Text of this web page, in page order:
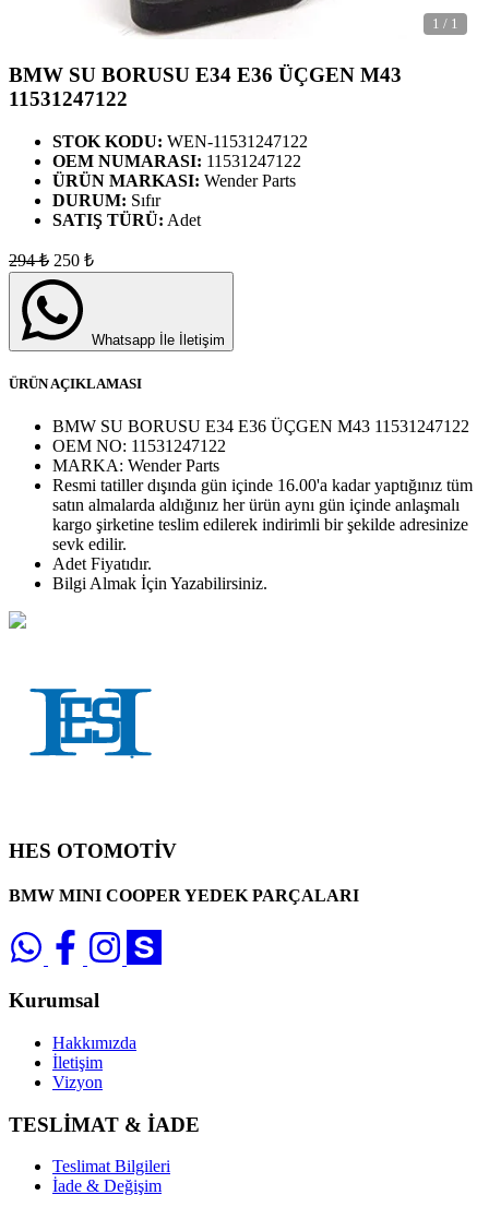
1 / 1
BMW SU BORUSU E34 E36 ÜÇGEN M43
11531247122
STOK KODU: WEN-11531247122
OEM NUMARASI: 11531247122
ÜRÜN MARKASI: Wender Parts
DURUM: Sıfır
SATIŞ TÜRÜ: Adet
294₺ 250 ₺
Whatsapp İle İletişim
ÜRÜN AÇIKLAMASI
BMW SU BORUSU E34 E36 ÜÇGEN M43 11531247122
OEM NO: 11531247122
MARKA: Wender Parts
Resmi tatiller dışında gün içinde 16.00'a kadar yaptığınız tüm
satın almalarda aldığınız her ürün aynı gün içinde anlaşmalı
kargo şirketine teslim edilerek indirimli bir şekilde adresinize
sevk edilir.
Adet Fiyatıdır.
Bilgi Almak İçin Yazabilirsiniz.
HES OTOMOTİV
BMW MINI COOPER YEDEK PARÇALARI
Kurumsal
Hakkımızda
İletişim
Vizyon
TESLİMAT & İADE
Teslimat Bilgileri
İade & Değişim